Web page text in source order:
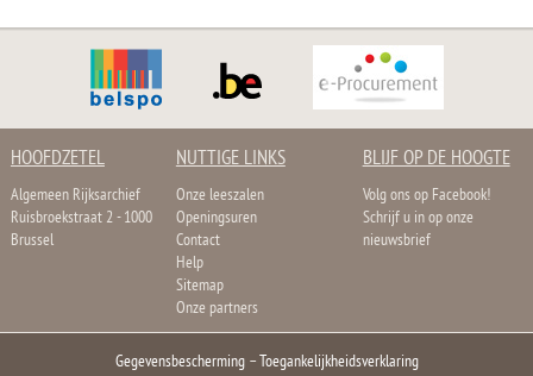
HOOFDZETEL
Algemeen Rijksarchief
Ruisbroekstraat 2 - 1000
Brussel
NUTTIGE LINKS
Onze leeszalen
Openingsuren
Contact
Help
Sitemap
Onze partners
BLIJF OP DE HOOGTE
Volg ons op Facebook!
Schrijf u in op onze
nieuwsbrief
Gegevensbescherming–Toegankelijkheidsverklaring